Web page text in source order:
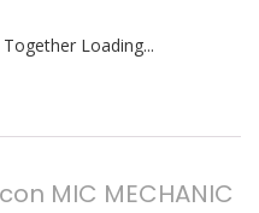
Loading...
MIC MECHANIC